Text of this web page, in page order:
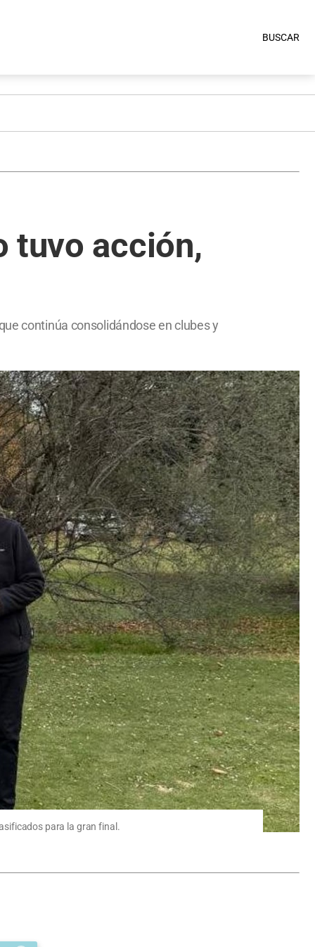
BUSCAR
tuvo acción,
continúa consolidándose en clubes y
para la gran final.